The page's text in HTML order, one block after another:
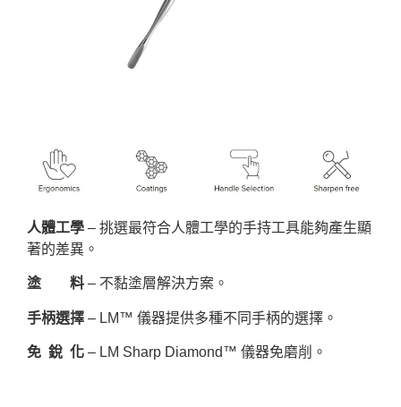
人體工學 – 挑選最符合人體工學的手持工具能夠產生顯
著的差異。
塗 料 – 不黏塗層解決方案。
手柄選擇 – LM™ 儀器提供多種不同手柄的選擇。
免 銳 化 – LM Sharp Diamond™ 儀器免磨削。